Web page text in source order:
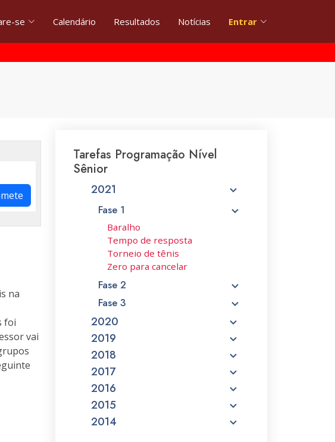
se Calendário Resultados Notícias Entrar
na
foi
vai
Tarefas Programação Nível
Sênior
2021
Fase 1
Baralho
Tempo de resposta
Torneio de tênis
Zero para cancelar
Fase 2
Fase 3
2020
2019
2018
2017
2016
2015
2014